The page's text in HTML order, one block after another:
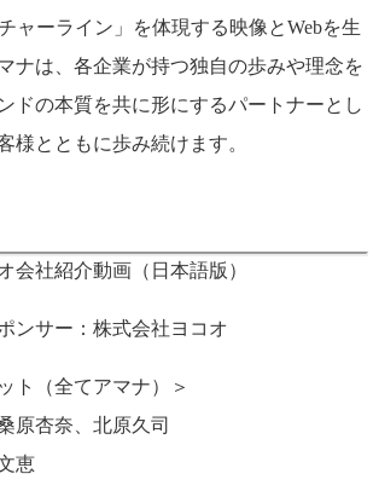
ャーライン」を体現する映像とWebを生
ナは、各企業が持つ独自の歩みや理念を
ドの本質を共に形にするパートナーとし
様とともに歩み続けます。
会社紹介動画（日本語版）
ンサー：株式会社ヨコオ
ト（全てアマナ）＞
原杏奈、北原久司
恵